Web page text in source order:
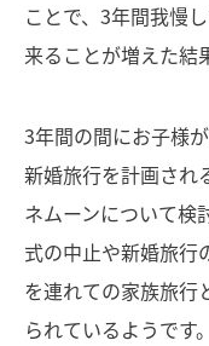
ことで、3年間我慢
来ることが増えた結
3年間の間にお子様
新婚旅行を計画され
ネムーンについて検
式の中止や新婚旅行
を連れての家族旅行
られているようです。